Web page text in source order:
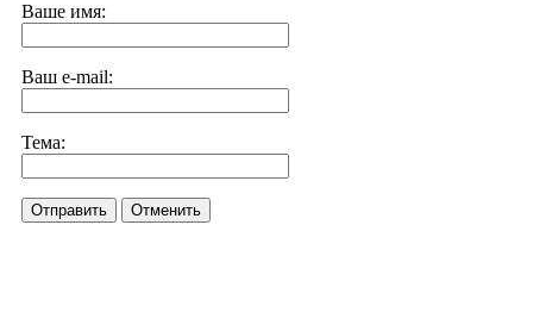
Ваше имя:
Ваш e-mail:
Тема:
Отправить Отменить